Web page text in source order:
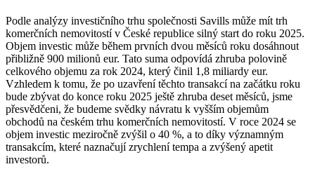
Podle analýzy investičního trhu společnosti Savills může mít trh
komerčních nemovitostí v České republice silný start do roku 2025.
Objem investic může během prvních dvou měsíců roku dosáhnout
přibližně 900 milionů eur. Tato suma odpovídá zhruba polovině
celkového objemu za rok 2024, který činil 1,8 miliardy eur.
Vzhledem k tomu, že po uzavření těchto transakcí na začátku roku
bude zbývat do konce roku 2025 ještě zhruba deset měsíců, jsme
přesvědčeni, že budeme svědky návratu k vyšším objemům
obchodů na českém trhu komerčních nemovitostí. V roce 2024 se
objem investic meziročně zvýšil o 40 %, a to díky významným
transakcím, které naznačují zrychlení tempa a zvýšený apetit
investorů.